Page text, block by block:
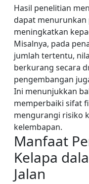
Hasil penelitian
dapat menurunkan
meningkatkan
Misalnya, pada
jumlah tertentu,
berkurang secara
pengembangan
Ini menunjukkan
memperbaiki sifat
mengurangi risiko
kelembapan.
Manfaat
Kelapa
Jalan